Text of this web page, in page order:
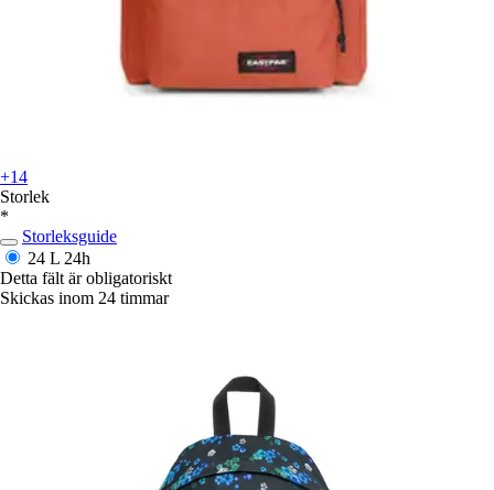
+14
Storlek
*
Storleksguide
24 L 24h
Detta fält är obligatoriskt
Skickas inom 24 timmar